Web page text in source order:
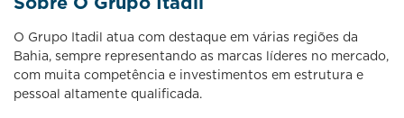
O Grupo Itadil atua com destaque em várias regiões da
Bahia, sempre representando as marcas líderes no mercado,
com muita competência e investimentos em estrutura e
pessoal altamente qualificada.